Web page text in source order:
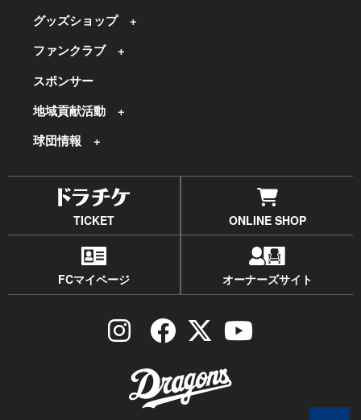
グッズショップ
ファンクラブ
スポンサー
地域貢献活動
球団情報
TICKET ONLINE SHOP
FCマイページ オーナーズサイト